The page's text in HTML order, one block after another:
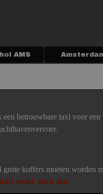
Menu overslaan
AMS ▼
betrouwbare taxi voor
koffers moeten worden
met ons op.